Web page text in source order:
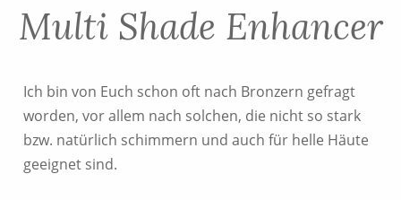
Multi Shade Enhancer
Ich bin von Euch schon oft nach Bronzern gefragt
worden, vor allem nach solchen, die nicht so stark
bzw. natürlich schimmern und auch für helle Häute
geeignet sind.